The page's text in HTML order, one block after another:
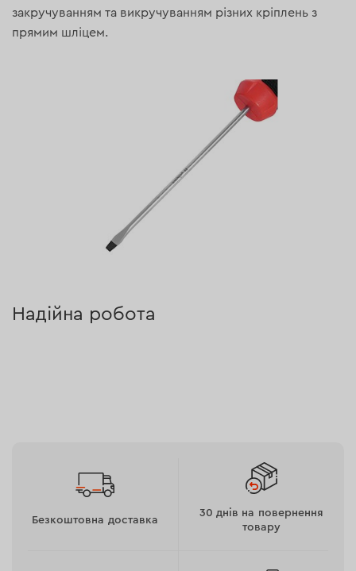
закручуванням та викручуванням різних кріплень з
прямим шліцем.
Надійна робота
Безкоштовна доставка
30 днів на повернення
товару